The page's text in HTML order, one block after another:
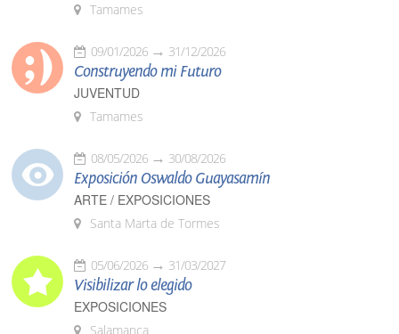
Tamames
09/01/2026 31/12/2026
Construyendo mi Futuro
JUVENTUD
Tamames
08/05/2026 30/08/2026
Exposición Oswaldo Guayasamín
ARTE / EXPOSICIONES
Santa Marta de Tormes
05/06/2026 31/03/2027
Visibilizar lo elegido
EXPOSICIONES
Salamanca